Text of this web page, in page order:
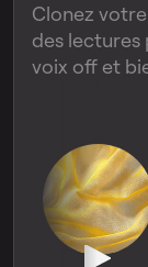
Clonez
des lectures
voix off et